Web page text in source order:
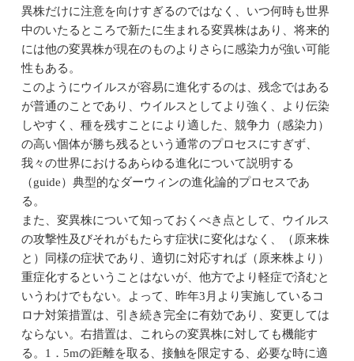
異株だけに注意を向けすぎるのではなく、いつ何時も世界
中のいたるところで新たに生まれる変異株はあり、将来的
には他の変異株が現在のものよりさらに感染力が強い可能
性もある。
このようにウイルスが容易に進化するのは、残念ではある
が普通のことであり、ウイルスとしてより強く、より伝染
しやすく、種を残すことにより適した、競争力（感染力）
の高い個体が勝ち残るという通常のプロセスにすぎず、
我々の世界におけるあらゆる進化について説明する
（guide）典型的なダーウィンの進化論的プロセスであ
る。
また、変異株について知っておくべき点として、ウイルス
の攻撃性及びそれがもたらす症状に変化はなく、（原来株
と）同様の症状であり、適切に対応すれば（原来株より）
重症化するということはないが、他方でより軽症で済むと
いうわけでもない。よって、昨年3月より実施しているコ
ロナ対策措置は、引き続き完全に有効であり、変更しては
ならない。右措置は、これらの変異株に対しても機能す
る。1．5mの距離を取る、接触を限定する、必要な時に適